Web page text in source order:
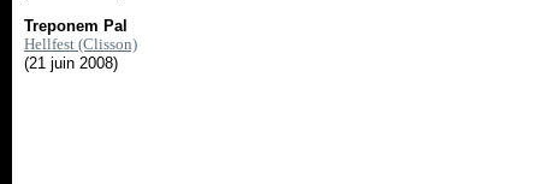
Treponem Pal
Hellfest (Clisson)
(21 juin 2008)